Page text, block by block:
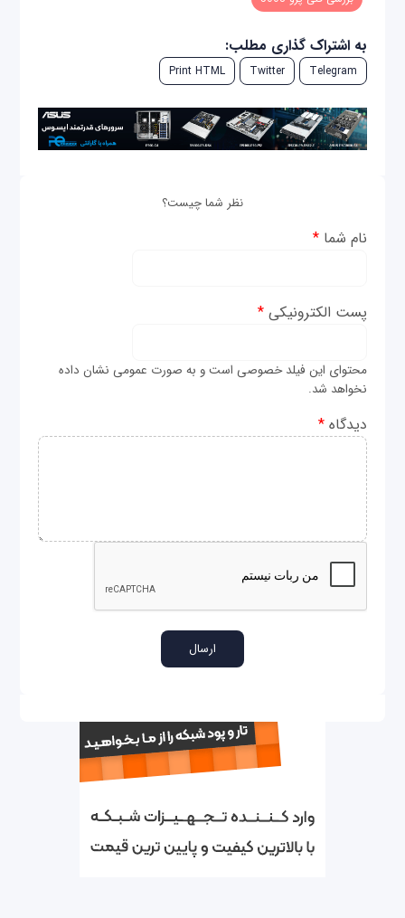
به اشتراک گذاری مطلب:
Telegram
Twitter
Print HTML
نظر شما چیست؟
نام شما*
پست الکترونیکی*
محتوای این فیلد خصوصی است و به صورت عمومی نشان داده
نخواهد شد.
دیدگاه*